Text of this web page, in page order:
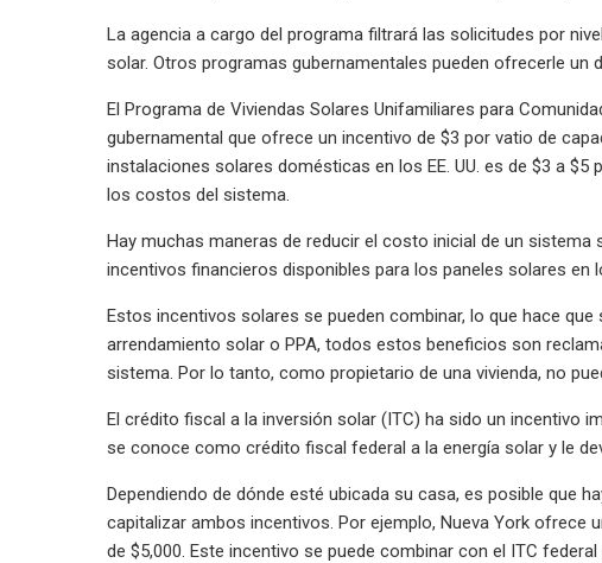
La agencia a cargo del programa filtrará las solicitudes por
solar. Otros programas gubernamentales pueden ofrecerle un
El Programa de Viviendas Solares Unifamiliares para
gubernamental que ofrece un incentivo de $3 por vatio de
instalaciones solares domésticas en los EE. UU. es de $3 a
los costos del sistema.
Hay muchas maneras de reducir el costo inicial de un
incentivos financieros disponibles para los paneles solares en
Estos incentivos solares se pueden combinar, lo que hace
arrendamiento solar o PPA, todos estos beneficios son
sistema. Por lo tanto, como propietario de una vivienda, no
El crédito fiscal a la inversión solar (ITC) ha sido un incentivo
se conoce como crédito fiscal federal a la energía solar y le
Dependiendo de dónde esté ubicada su casa, es posible que
capitalizar ambos incentivos. Por ejemplo, Nueva York ofrece
de $5,000. Este incentivo se puede combinar con el ITC